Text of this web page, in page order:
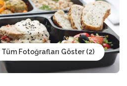
Tüm Fotoğrafları Göster